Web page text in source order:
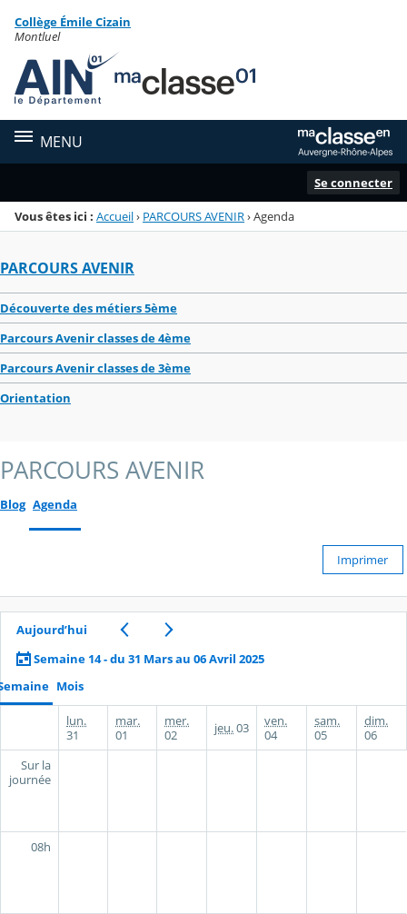
Menu de la rubrique
Contenu
Collège Émile Cizain
Montluel
MENU
Se connecter
Vous êtes ici : Accueil› PARCOURS AVENIR›Agenda
PARCOURS AVENIR
Découverte des métiers 5ème
Parcours Avenir classes de 4ème
Parcours Avenir classes de 3ème
Orientation
PARCOURS AVENIR
Blog Agenda
Imprimer
Aujourd’hui
Semaine 14 - du 31 Mars au 06 Avril 2025
Mois
lun.
31
mar.
01
mer.
02
jeu.03
ven.
04
sam.
05
dim.
06
Sur la
journée
08h